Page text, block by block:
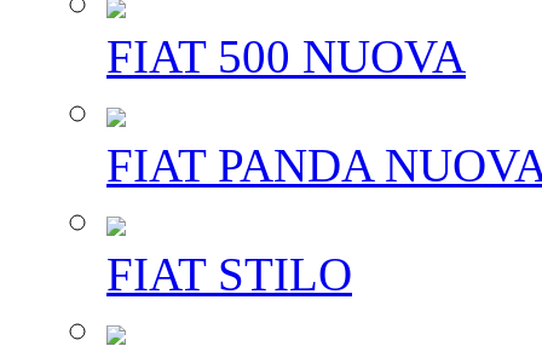
FIAT 500 NUOVA
FIAT PANDA
FIAT STILO